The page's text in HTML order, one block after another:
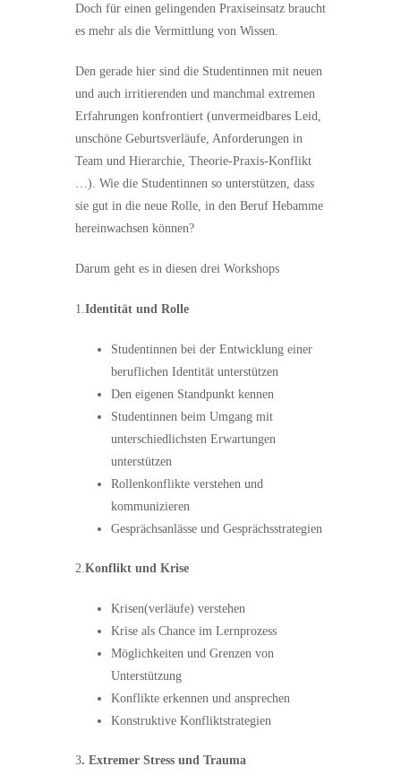
Doch für einen gelingenden Praxiseinsatz braucht
es mehr als die Vermittlung von Wissen.
Den gerade hier sind die Studentinnen mit neuen
und auch irritierenden und manchmal extremen
Erfahrungen konfrontiert (unvermeidbares Leid,
unschöne Geburtsverläufe, Anforderungen in
Team und Hierarchie, Theorie-Praxis-Konflikt
…). Wie die Studentinnen so unterstützen, dass
sie gut in die neue Rolle, in den Beruf Hebamme
hereinwachsen können?
Darum geht es in diesen drei Workshops
1. Identität und Rolle
Studentinnen bei der Entwicklung einer
beruflichen Identität unterstützen
Den eigenen Standpunkt kennen
Studentinnen beim Umgang mit
unterschiedlichsten Erwartungen
unterstützen
Rollenkonflikte verstehen und
kommunizieren
Gesprächsanlässe und Gesprächsstrategien
2. Konflikt und Krise
Krisen(verläufe) verstehen
Krise als Chance im Lernprozess
Möglichkeiten und Grenzen von
Unterstützung
Konflikte erkennen und ansprechen
Konstruktive Konfliktstrategien
3. Extremer Stress und Trauma